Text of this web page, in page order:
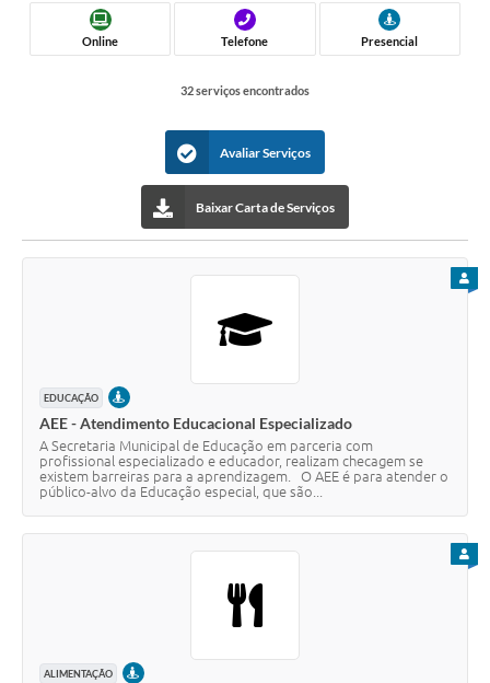
Online Telefone Presencial
32 serviços encontrados
Avaliar Serviços
Baixar Carta de Serviços
EDUCAÇÃO PRESENCIAL
AEE - Atendimento Educacional Especializado
A Secretaria Municipal de Educação em parceria com
profissional especializado e educador, realizam checagem se
existem barreiras para a aprendizagem. O AEE é para atender o
público-alvo da Educação especial, que são...
ALIMENTAÇÃO PRESENCIAL